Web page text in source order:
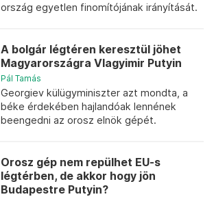
ország egyetlen finomítójának irányítását.
A bolgár légtéren keresztül jöhet
Magyarországra Vlagyimir Putyin
Pál Tamás
Georgiev külügyminiszter azt mondta, a
béke érdekében hajlandóak lennének
beengedni az orosz elnök gépét.
Orosz gép nem repülhet EU-s
légtérben, de akkor hogy jön
Budapestre Putyin?